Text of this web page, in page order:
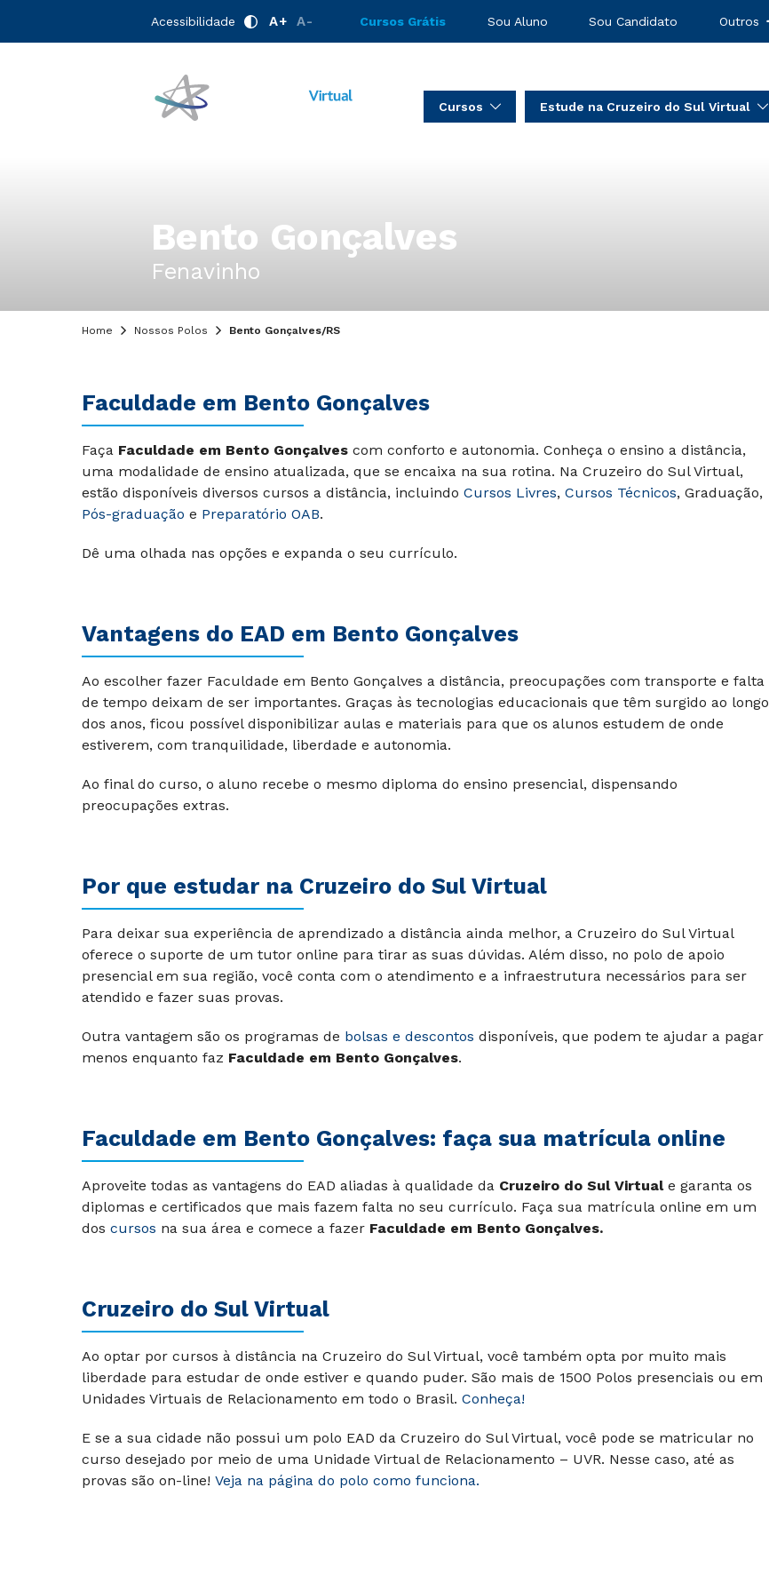
Acessibilidade A+ A- Cursos Grátis Sou Aluno Sou Candidato Outros
Cursos Estude na Cruzeiro do Sul Virtual
Bento Gonçalves
Fenavinho
Home Nossos Polos Bento Gonçalves/RS
Faculdade em Bento Gonçalves
Faça Faculdade em Bento Gonçalves com conforto e autonomia. Conheça o ensino a distância,
uma modalidade de ensino atualizada, que se encaixa na sua rotina. Na Cruzeiro do Sul Virtual,
estão disponíveis diversos cursos a distância, incluindo Cursos Livres, Cursos Técnicos, Graduação,
Pós-graduação e Preparatório OAB.
Dê uma olhada nas opções e expanda o seu currículo.
Vantagens do EAD em Bento Gonçalves
Ao escolher fazer Faculdade em Bento Gonçalves a distância, preocupações com transporte e falta
de tempo deixam de ser importantes. Graças às tecnologias educacionais que têm surgido ao longo
dos anos, ficou possível disponibilizar aulas e materiais para que os alunos estudem de onde
estiverem, com tranquilidade, liberdade e autonomia.
Ao final do curso, o aluno recebe o mesmo diploma do ensino presencial, dispensando
preocupações extras.
Por que estudar na Cruzeiro do Sul Virtual
Para deixar sua experiência de aprendizado a distância ainda melhor, a Cruzeiro do Sul Virtual
oferece o suporte de um tutor online para tirar as suas dúvidas. Além disso, no polo de apoio
presencial em sua região, você conta com o atendimento e a infraestrutura necessários para ser
atendido e fazer suas provas.
Outra vantagem são os programas de bolsas e descontos disponíveis, que podem te ajudar a pagar
menos enquanto faz Faculdade em Bento Gonçalves.
Faculdade em Bento Gonçalves: faça sua matrícula online
Aproveite todas as vantagens do EAD aliadas à qualidade da Cruzeiro do Sul Virtuale garanta os
diplomas e certificados que mais fazem falta no seu currículo. Faça sua matrícula online em um
dos cursos na sua área e comece a fazer Faculdade em Bento Gonçalves.
Cruzeiro do Sul Virtual
Ao optar por cursos à distância na Cruzeiro do Sul Virtual, você também opta por muito mais
liberdade para estudar de onde estiver e quando puder. São mais de 1500 Polos presenciais ou em
Unidades Virtuais de Relacionamento em todo o Brasil. Conheça!
E se a sua cidade não possui um polo EAD da Cruzeiro do Sul Virtual, você pode se matricular no
curso desejado por meio de uma Unidade Virtual de Relacionamento – UVR. Nesse caso, até as
provas são on-line! Veja na página do polo como funciona.